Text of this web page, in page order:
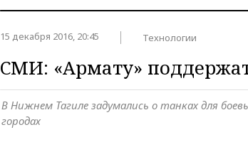
15 декабря 2016, 20:45 Технологии
СМИ: «Армату»
В Нижнем Тагиле задумались о танках для
городах